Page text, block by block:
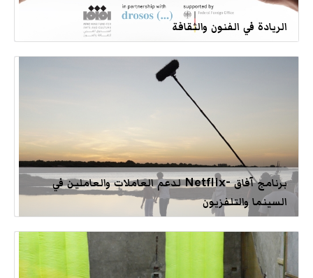
الريادة في الفنون والثقافة
برنامج آفاق -Netflix لدعم العاملات والعاملين في
السينما والتلفزيون